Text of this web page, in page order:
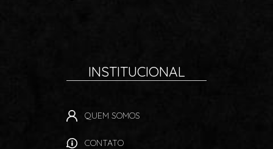
INSTITUCIONAL
QUEM SOMOS
CONTATO